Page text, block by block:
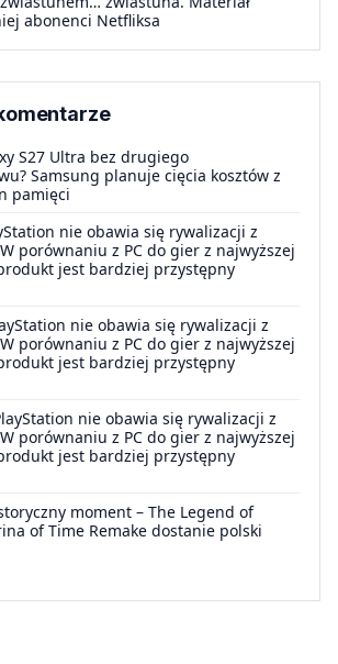
abonenci Netfliksa
S27 Ultra bez drugiego
Samsung planuje cięcia kosztów z
pamięci
nie obawia się rywalizacji z
porównaniu z PC do gier z najwyższej
jest bardziej przystępny
nie obawia się rywalizacji z
porównaniu z PC do gier z najwyższej
jest bardziej przystępny
nie obawia się rywalizacji z
porównaniu z PC do gier z najwyższej
jest bardziej przystępny
moment – The Legend of
of Time Remake dostanie polski